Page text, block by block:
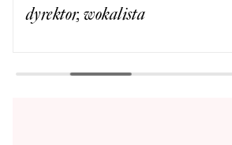
dyrektor, wokalista